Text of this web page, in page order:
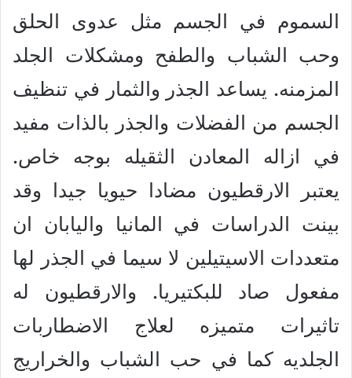
السموم في الجسم مثل عدوى الحلق
وحب الشباب والطفح ومشكلات الجلد
المزمنه. يساعد الجذر والثمار في تنظيف
الجسم من الفضلات والجذر بالذات مفيد
في ازاله المعادن الثقيله بوجه خاص.
يعتبر الارقطيون مضادا حيويا جيدا وقد
بينت الدراسات في المانيا واليابان ان
متعددات الاسيتيلين لا سيما في الجذر لها
مفعول صاد للبكتيريا. والارقطيون له
تاثيرات متميزه لعلاج الاضطاربات
الجلديه كما في حب الشباب والخراريج